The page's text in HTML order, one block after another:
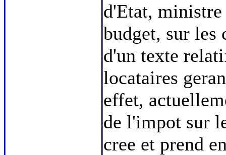
d'Etat, ministre
budget, sur les
d'un texte
locataires
effet,
de l'impot sur
cree et prend